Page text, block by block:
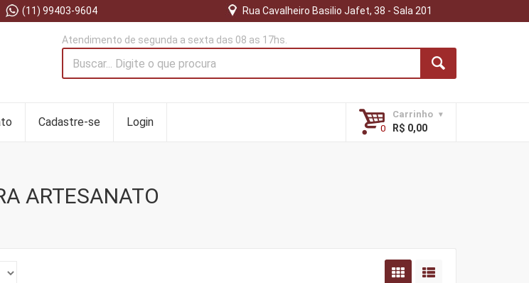
(11) 99403-9604 Rua Cavalheiro Basilio Jafet, 38 - Sala 201
Atendimento de segunda a sexta das 08 as 17hs.
Cadastre-se Login
Carrinho
R$ 0,00
ARTESANATO